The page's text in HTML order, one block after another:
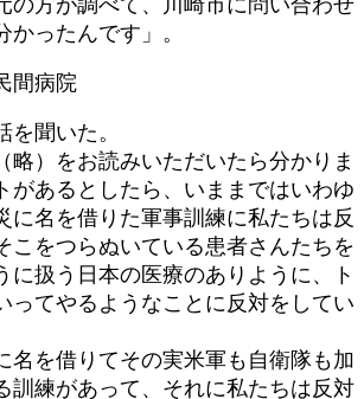
かったんです」。
間病院
聞いた。
）をお読みいただいたら分かりま
があるとしたら、いままではいわゆ
に名を借りた軍事訓練に私たちは反
こをつらぬいている患者さんたちを
に扱う日本の医療のありように、ト
ってやるようなことに反対をしてい
を借りてその実米軍も自衛隊も加
訓練があって、それに私たちは反対